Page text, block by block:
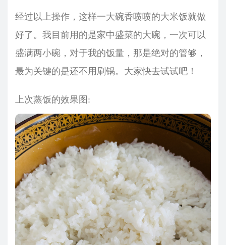
经过以上操作，这样一大碗香喷喷的大米饭就做
好了。我目前用的是家中盛菜的大碗，一次可以
盛满两小碗，对于我的饭量，那是绝对的管够，
最为关键的是还不用刷锅。大家快去试试吧！
上次蒸饭的效果图: